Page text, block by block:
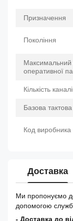
Призначення
Покоління
Максимальний
оперативної
Кількість
Базова
Код виробника
Доставка
Ми пропонуємо
допомогою
- Доставка до